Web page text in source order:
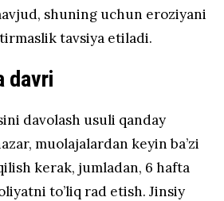
shuning uchun eroziyani
tavsiya etiladi.
davri
davolash usuli qanday
muolajalardan keyin ba’zi
kerak, jumladan, 6 hafta
to’liq rad etish. Jinsiy